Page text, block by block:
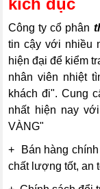
kích dục
Công ty cổ phân
tin cậy với nhiều
hiện đại để kiểm
nhân viên nhiệt
khách đi". Cung
nhất hiện nay
VÀNG"
+ Bán hàng chính
chất lượng tốt, an